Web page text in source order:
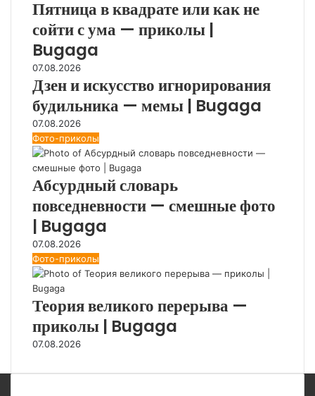
Пятница в квадрате или как не
сойти с ума — приколы |
Bugaga
07.08.2026
Дзен и искусство игнорирования
будильника — мемы | Bugaga
07.08.2026
Фото-приколы
Абсурдный словарь
повседневности — смешные фото
| Bugaga
07.08.2026
Фото-приколы
Теория великого перерыва —
приколы | Bugaga
07.08.2026